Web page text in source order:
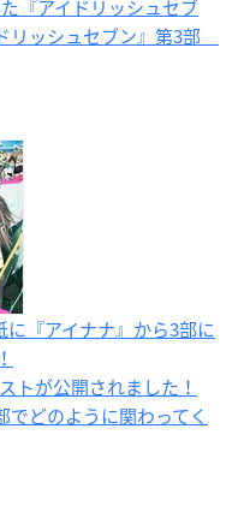
『アイドリッシュセブ
リッシュセブン』第3部
『アイナナ』から3部に
トが公開されました！
でどのように関わってく